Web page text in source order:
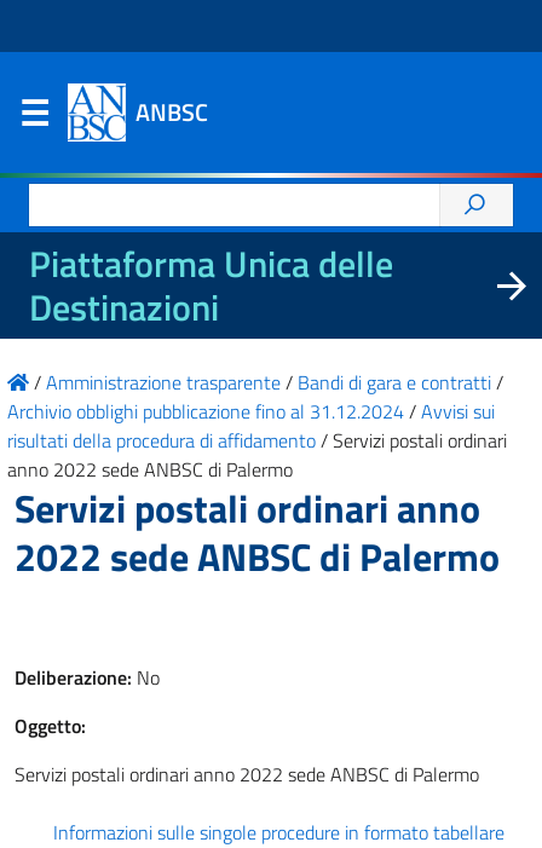
ANBSC
per:
Piattaforma Unica delle
Destinazioni
/Amministrazione trasparente/ Bandi di gara e contratti/
Archivio obblighi pubblicazione fino al 31.12.2024/Avvisi sui
risultati della procedura di affidamento/Servizi postali ordinari
anno 2022 sede ANBSC di Palermo
Servizi postali ordinari anno
2022 sede ANBSC di Palermo
Deliberazione: No
Oggetto:
Servizi postali ordinari anno 2022 sede ANBSC di Palermo
Informazioni sulle singole procedure in formato tabellare